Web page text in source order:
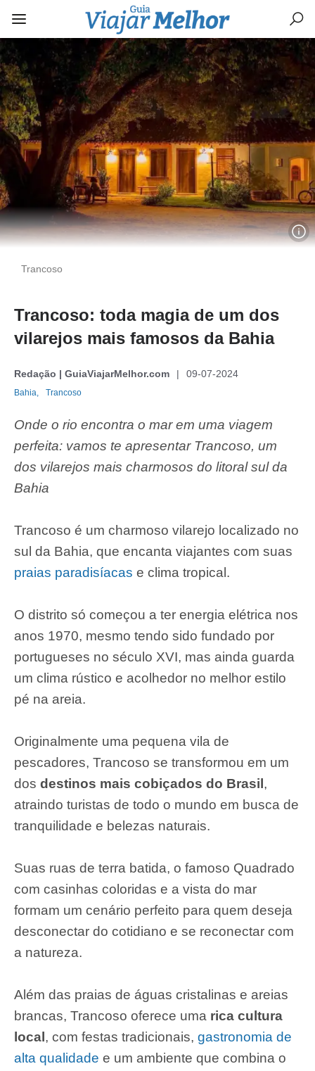
Trancoso
Trancoso: toda magia de um dos
vilarejos mais famosos da Bahia
Redação | GuiaViajarMelhor.com 09-07-2024
Bahia, Trancoso
Onde o rio encontra o mar em uma viagem
perfeita: vamos te apresentar Trancoso, um
dos vilarejos mais charmosos do litoral sul da
Bahia
Trancoso é um charmoso vilarejo localizado no
sul da Bahia, que encanta viajantes com suas
praias paradisíacas e clima tropical.
O distrito só começou a ter energia elétrica nos
anos 1970, mesmo tendo sido fundado por
portugueses no século XVI, mas ainda guarda
um clima rústico e acolhedor no melhor estilo
pé na areia.
Originalmente uma pequena vila de
pescadores, Trancoso se transformou em um
dos destinos mais cobiçados do Brasil ,
atraindo turistas de todo o mundo em busca de
tranquilidade e belezas naturais.
Suas ruas de terra batida, o famoso Quadrado
com casinhas coloridas e a vista do mar
formam um cenário perfeito para quem deseja
desconectar do cotidiano e se reconectar com
a natureza.
Além das praias de águas cristalinas e areias
brancas, Trancoso oferece uma rica cultura
local , com festas tradicionais, gastronomia de
alta qualidade e um ambiente que combina o